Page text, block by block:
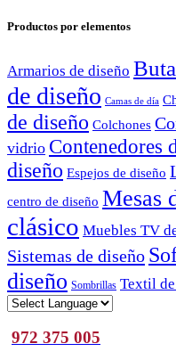
Productos por elementos
Armarios de diseño
de diseño Camas de día
de diseño Colchones
vidrio Contenedores
diseño Espejos de diseño
centro de diseño Mesas
clásico Muebles TV
Sistemas de diseño
diseño Sombrillas Textil
972 375 005